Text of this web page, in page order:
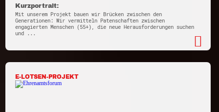
Kurzportrait:
Mit unserem Projekt bauen wir Brücken zwischen den
Generationen: Wir vermitteln Patenschaften zwischen
engagierten Menschen (55+), die neue Herausforderungen suchen
und ...
E-LOTSEN-PROJEKT